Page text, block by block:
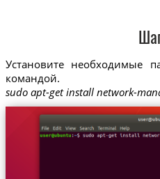
Установите необходимые
командой.
sudo apt-get install network-